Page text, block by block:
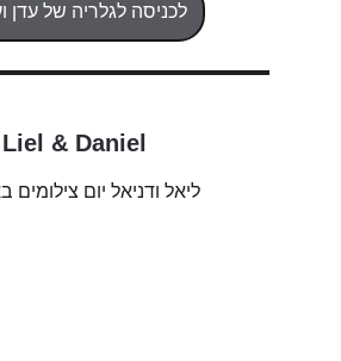
לכניסה לגלריה של עדן
Liel & Daniel
ליאל ודניאל יום צילומים